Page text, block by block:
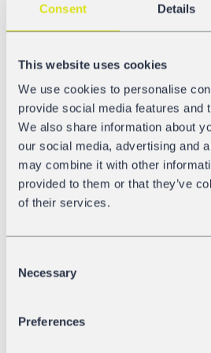
Consent Details
This website uses cookies
We use cookies to personalise
provide social media features and
We also share information about
our social media, advertising and
may combine it with other
provided to them or that they’ve
of their services.
Selection
Necessary
Preferences
savez pas exactement comment la
chambouler vos routines
Chez GATX, nous nous ferons un
conseiller.